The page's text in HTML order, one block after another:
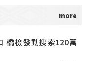
橋檢發動搜索120萬